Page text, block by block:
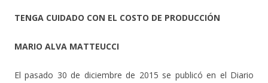
TENGA CUIDADO CON EL COSTO DE PRODUCCIÓN
MARIO ALVA MATTEUCCI
El pasado 30 de diciembre de 2015 se publicó en el Diario